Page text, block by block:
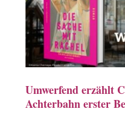
Umwerfend erzählt
Achterbahn erster